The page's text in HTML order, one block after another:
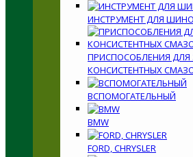
ИНСТРУМЕНТ ДЛЯ
ПРИСПОСОБЛЕНИЯ ДЛЯ
КОНСИСТЕНТНЫХ
ВСПОМОГАТЕЛЬНЫЙ
BMW
FORD, CHRYSLER